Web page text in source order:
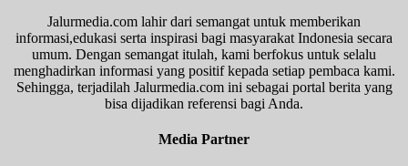
Jalurmedia.com lahir dari semangat untuk memberikan
informasi,edukasi serta inspirasi bagi masyarakat Indonesia secara
umum. Dengan semangat itulah, kami berfokus untuk selalu
menghadirkan informasi yang positif kepada setiap pembaca kami.
Sehingga, terjadilah Jalurmedia.com ini sebagai portal berita yang
bisa dijadikan referensi bagi Anda.
Media Partner